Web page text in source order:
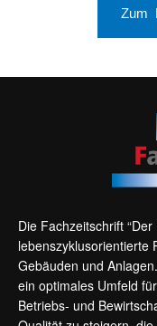
Zum
Die Fachzeitschrift
lebenszyklusorientierte
Gebäuden und
ein optimales Umfeld
Betriebs- und